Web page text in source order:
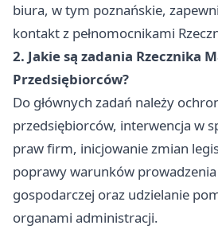
biura, w tym poznańskie,
kontakt z pełnomocnikami
2. Jakie są zadania Rzecznika
Przedsiębiorców?
Do głównych zadań należy
przedsiębiorców, interwencja w
praw firm, inicjowanie zmian
poprawy warunków prowadzenia
gospodarczej oraz udzielanie
organami administracji.